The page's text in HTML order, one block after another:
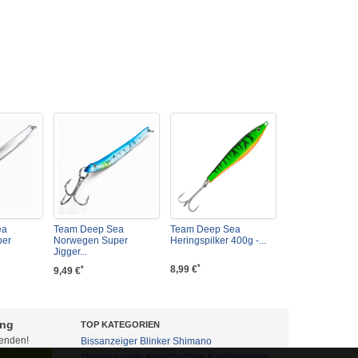
Team Deep Sea
Norwegen Super
Jigger...
9,49 €*
Team Deep Sea
Heringspilker 400g -...
8,99 €*
TOP KATEGORIEN
Bissanzeiger Blinker Shimano